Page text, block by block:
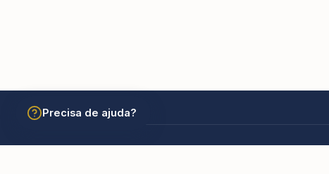
Precisa de ajuda?